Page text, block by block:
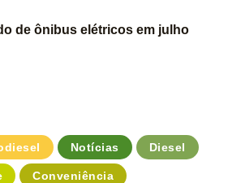
de ônibus elétricos em julho
Notícias Diesel
Conveniência